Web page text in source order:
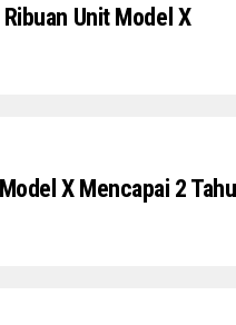
Unit Model X
X Mencapai 2